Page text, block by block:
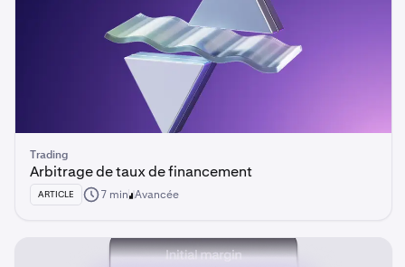
Trading
Arbitrage de taux de financement
ARTICLE 7 min Avancée